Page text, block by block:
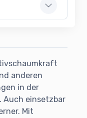
anderen
in der
Auch einsetzbar
Mit